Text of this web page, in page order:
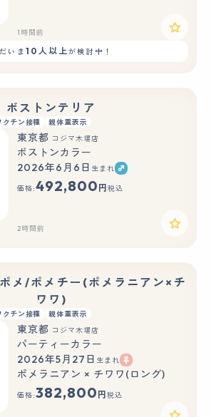
1時間前
いま 10人以上が検討中！
ボストンテリア
クチン接種 親体重表示
もっと見る
東京都 コジマ木場店
ボストンカラー
2026年6月6日 生まれ
価格:492,800 円 税込
2時間前
メ/ポメチー(ポメラニアン×チ
ワワ)
クチン接種 親体重表示
もっと見る
東京都 コジマ木場店
パーティーカラー
2026年5月27日 生まれ
ポメラニアン × チワワ(ロング)
価格:382,800 円 税込